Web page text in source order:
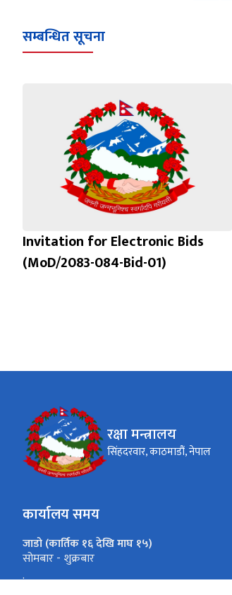
सम्बन्धित सूचना
Invitation for Electronic Bids
(MoD/2083-084-Bid-01)
रक्षा मन्त्रालय
सिंहदरवार, काठमाडौं, नेपाल
कार्यालय समय
जाडो (कार्तिक १६ देखि माघ १५)
सोमबार - शुक्रबार
.